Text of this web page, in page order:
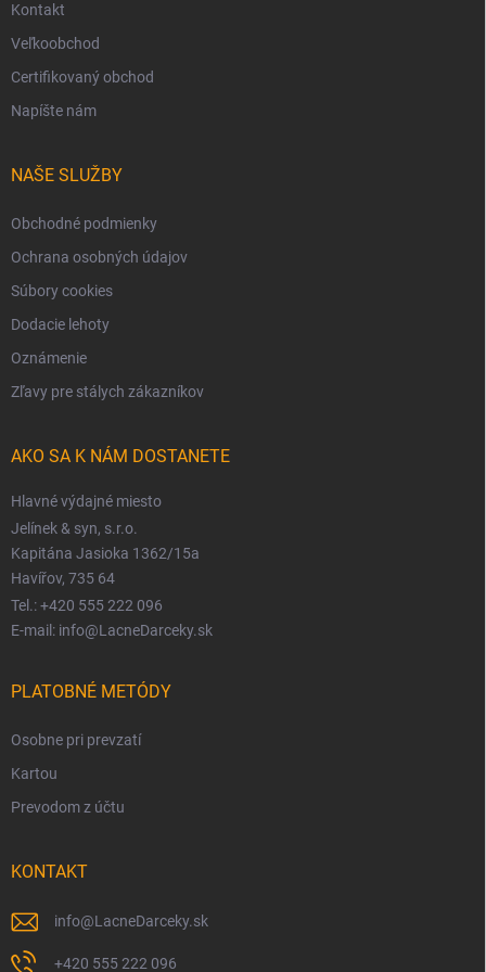
Kontakt
Veľkoobchod
Certifikovaný obchod
Napíšte nám
NAŠE SLUŽBY
Obchodné podmienky
Ochrana osobných údajov
Súbory cookies
Dodacie lehoty
Oznámenie
Zľavy pre stálych zákazníkov
AKO SA K NÁM DOSTANETE
Hlavné výdajné miesto
Jelínek & syn, s.r.o.
Kapitána Jasioka 1362/15a
Havířov, 735 64
Tel.: +420 555 222 096
E-mail: info@LacneDarceky.sk
PLATOBNÉ METÓDY
Osobne pri prevzatí
Kartou
Prevodom z účtu
KONTAKT
info@LacneDarceky.sk
+420 555 222 096